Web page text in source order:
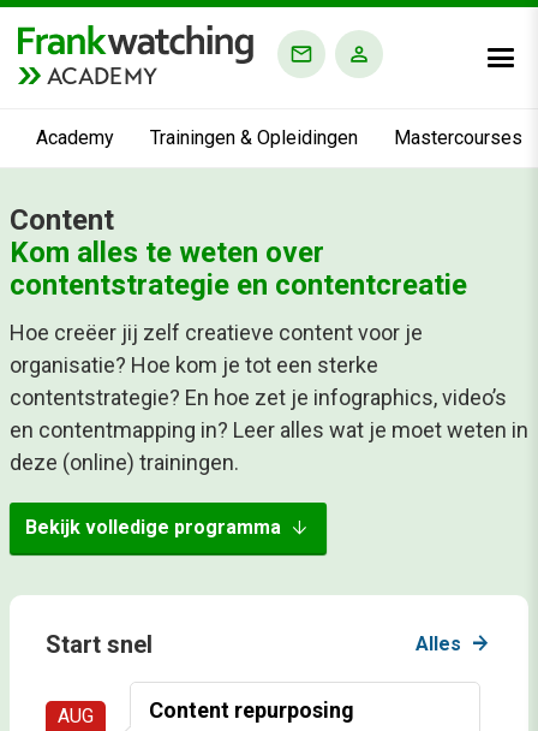
ACADEMY
Academy Trainingen & Opleidingen Mastercourses
Content
Kom alles te weten over
contentstrategie en contentcreatie
Hoe creëer jij zelf creatieve content voor je
organisatie? Hoe kom je tot een sterke
contentstrategie? En hoe zet je infographics, video’s
en contentmapping in? Leer alles wat je moet weten in
deze (online) trainingen.
Bekijk volledige programma arrow_downward
Start snel Alles arrow_forward
AUG Content repurposing